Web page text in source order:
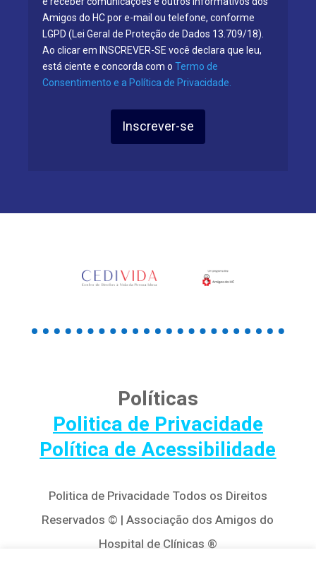
Amigos do HC por e-mail ou telefone, conforme
LGPD (Lei Geral de Proteção de Dados 13.709/18).
Ao clicar em INSCREVER-SE você declara que leu,
está ciente e concorda com o Termo de
Consentimento e a Política de Privacidade.
Inscrever-se
Políticas
Politica de Privacidade
Política de Acessibilidade
Politica de Privacidade Todos os Direitos
Reservados © | Associação dos Amigos do
Hospital de Clínicas ®